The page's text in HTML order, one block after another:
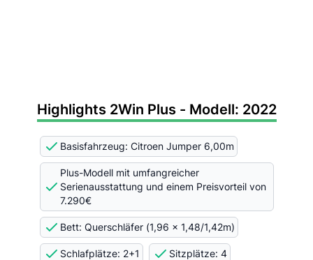
Highlights 2Win Plus - Modell: 2022
Basisfahrzeug: Citroen Jumper 6,00m
Plus-Modell mit umfangreicher
Serienausstattung und einem Preisvorteil von
7.290€
Bett: Querschläfer (1,96 x 1,48/1,42m)
Schlafplätze: 2+1 Sitzplätze: 4